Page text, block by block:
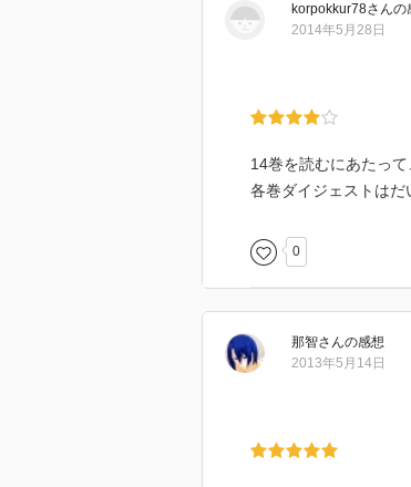
korpokkur78さんの
2014年5月28日
14巻を読むにあたっ
各巻ダイジェストはだ
0
那智さんの感想
2013年5月14日